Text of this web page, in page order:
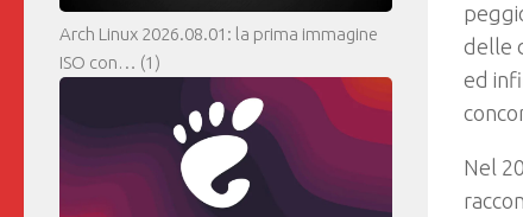
delle
ed
Nel
Arch Linux 2026.08.01: la prima immagine
ISO con… (1)